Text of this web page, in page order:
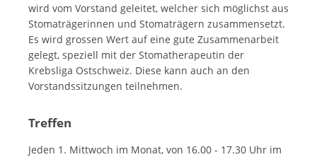
wird vom Vorstand geleitet, welcher sich möglichst aus
Stomaträgerinnen und Stomaträgern zusammensetzt.
Es wird grossen Wert auf eine gute Zusammenarbeit
gelegt, speziell mit der Stomatherapeutin der
Krebsliga Ostschweiz. Diese kann auch an den
Vorstandssitzungen teilnehmen.
Treffen
Jeden 1. Mittwoch im Monat, von 16.00 - 17.30 Uhr im